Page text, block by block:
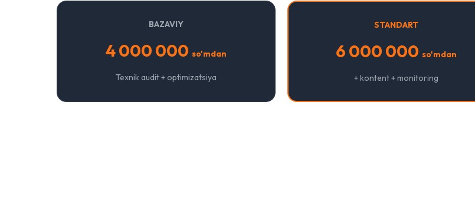
BAZAVIY
4 000 000 so'mdan
Texnik audit + optimizatsiya
STANDART
6 000 000so'mdan
+ kontent + monitoring